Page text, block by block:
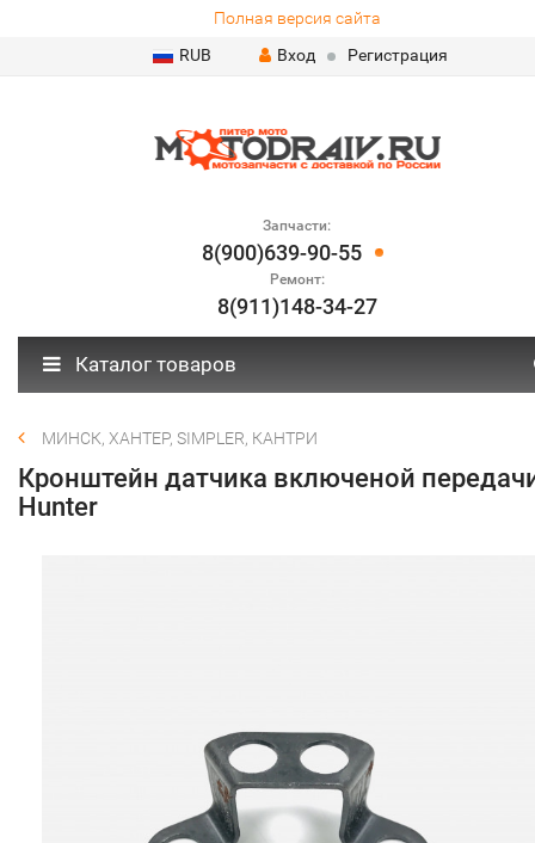
Полная версия сайта
RUB
Вход Регистрация
Запчасти:
8(900)639-90-55
Ремонт:
8(911)148-34-27
Каталог товаров
МИНСК, ХАНТЕР, SIMPLER, КАНТРИ
Кронштейн датчика включеной
Hunter